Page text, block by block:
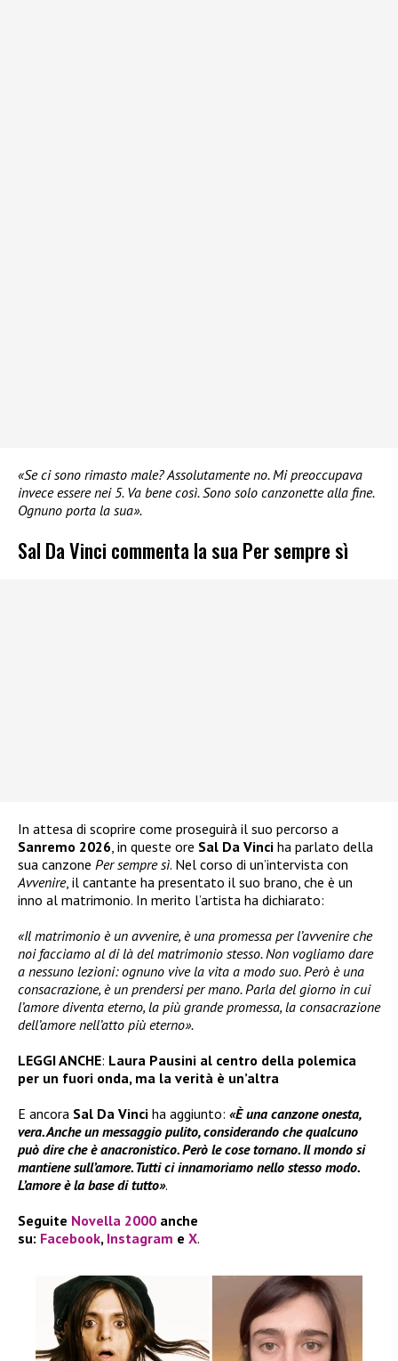
«Se ci sono rimasto male? Assolutamente no. Mi preoccupava
invece essere nei 5. Va bene così. Sono solo canzonette alla fine.
Ognuno porta la sua».
Sal Da Vinci commenta la sua Per sempre sì
In attesa di scoprire come proseguirà il suo percorso a
Sanremo 2026, in queste ore Sal Da Vinci ha parlato della
sua canzone Per sempre sì. Nel corso di un’intervista con
Avvenire, il cantante ha presentato il suo brano, che è un
inno al matrimonio. In merito l’artista ha dichiarato:
«Il matrimonio è un avvenire, è una promessa per l’avvenire che
noi facciamo al di là del matrimonio stesso. Non vogliamo dare
a nessuno lezioni: ognuno vive la vita a modo suo. Però è una
consacrazione, è un prendersi per mano. Parla del giorno in cui
l’amore diventa eterno, la più grande promessa, la consacrazione
dell’amore nell’atto più eterno».
LEGGI ANCHE: Laura Pausini al centro della polemica
per un fuori onda, ma la verità è un’altra
E ancora Sal Da Vinci ha aggiunto: «È una canzone onesta,
vera. Anche un messaggio pulito, considerando che qualcuno
può dire che è anacronistico. Però le cose tornano. Il mondo si
mantiene sull’amore. Tutti ci innamoriamo nello stesso modo.
L’amore è la base di tutto».
Seguite Novella 2000 anche
su: Facebook, Instagram e X.